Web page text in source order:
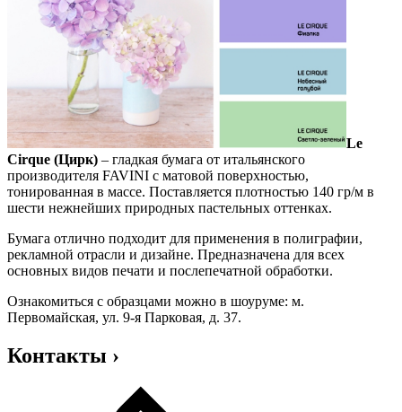
Le
Cirque (Цирк) – гладкая бумага от итальянского
производителя FAVINI с матовой поверхностью,
тонированная в массе. Поставляется плотностью 140 гр/м в
шести нежнейших природных пастельных оттенках.
Бумага отлично подходит для применения в полиграфии,
рекламной отрасли и дизайне. Предназначена для всех
основных видов печати и послепечатной обработки.
Ознакомиться с образцами можно в шоуруме: м.
Первомайская, ул. 9-я Парковая, д. 37.
Контакты ›